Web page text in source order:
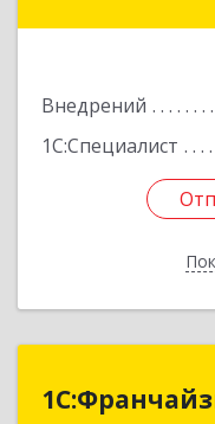
Внедрений
1С:Специалист